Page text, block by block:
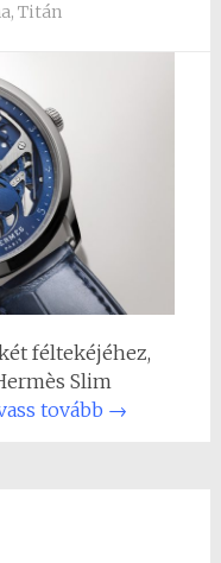
,Titán
féltekéjéhez,
Slim
tovább →